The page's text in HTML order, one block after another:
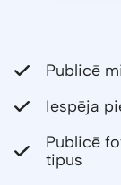
Publicē
Iespēja
Publicē
tipus